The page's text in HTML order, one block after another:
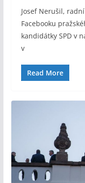
Josef Nerušil,
Facebooku
kandidátky SPD v
v
Read More